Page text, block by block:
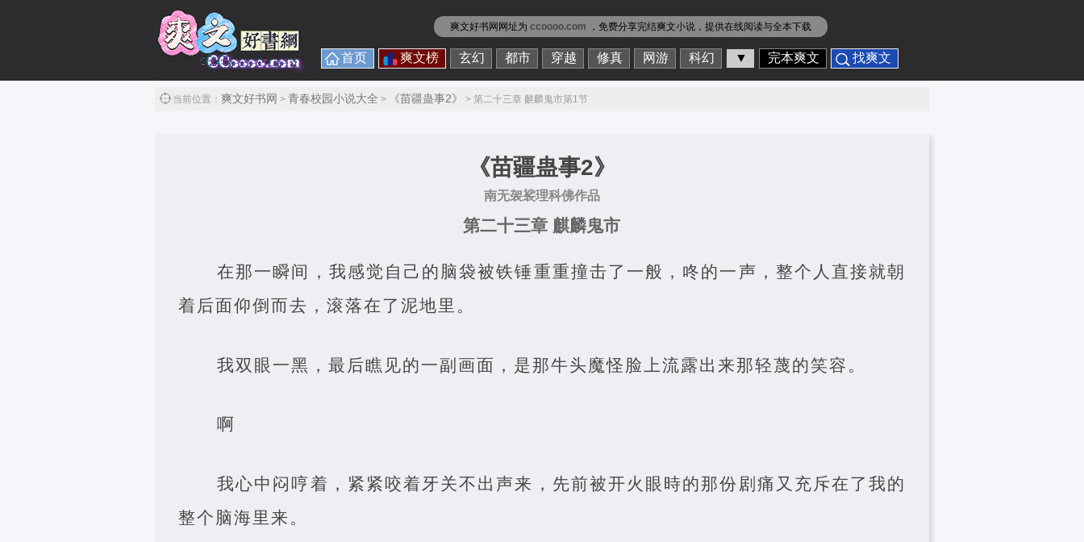
爽文好书网网址为 ccoooo.com ，免费分享完结爽文小说 ，提供在线阅读与全本下载
首页 爽文榜 玄幻 都市 穿越 修真 网游 科幻 ▼ 完本爽文 找爽文
当前位置： 爽文好书网 > 青春校园小说大全 > 《苗疆蛊事2》 > 第二十三章 麒麟鬼市第1节
《苗疆蛊事2》
南无袈裟理科佛作品
第二十三章 麒麟鬼市
在那一瞬间，我感觉自己的脑袋被铁锤重重撞击了一般，咚的一声，整个人直接就朝
着后面仰倒而去，滚落在了泥地里。
我双眼一黑，最后瞧见的一副画面，是那牛头魔怪脸上流露出来那轻蔑的笑容。
啊
我心中闷哼着，紧紧咬着牙关不出声来，先前被开火眼時的那份剧痛又充斥在了我的
整个脑海里来。